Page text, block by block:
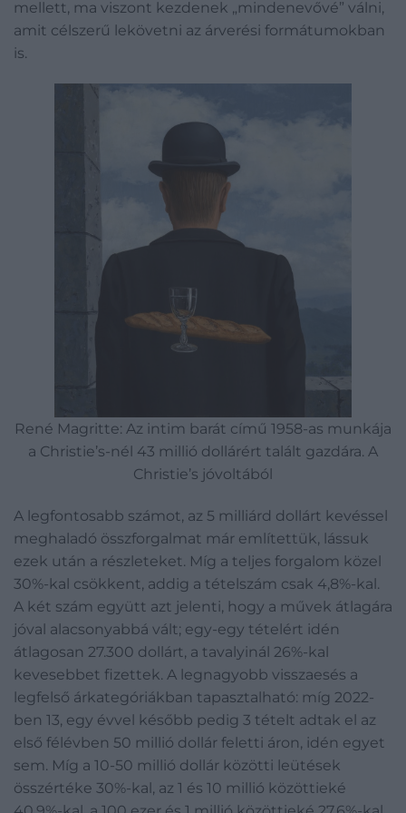
mellett, ma viszont kezdenek „mindenevővé” válni,
amit célszerű lekövetni az árverési formátumokban
is.
René Magritte: Az intim barát című 1958-as munkája
a Christie’s-nél 43 millió dollárért talált gazdára. A
Christie’s jóvoltából
A legfontosabb számot, az 5 milliárd dollárt kevéssel
meghaladó összforgalmat már említettük, lássuk
ezek után a részleteket. Míg a teljes forgalom közel
30%-kal csökkent, addig a tételszám csak 4,8%-kal.
A két szám együtt azt jelenti, hogy a művek átlagára
jóval alacsonyabbá vált; egy-egy tételért idén
átlagosan 27.300 dollárt, a tavalyinál 26%-kal
kevesebbet fizettek. A legnagyobb visszaesés a
legfelső árkategóriákban tapasztalható: míg 2022-
ben 13, egy évvel később pedig 3 tételt adtak el az
első félévben 50 millió dollár feletti áron, idén egyet
sem. Míg a 10-50 millió dollár közötti leütések
összértéke 30%-kal, az 1 és 10 millió közöttieké